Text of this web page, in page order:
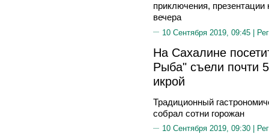
приключения, презентации
вечера
10 Сентября 2019, 09:45 |
На Сахалине
Рыба" съели почти
икрой
Традиционный
собрал сотни горожан
10 Сентября 2019, 09:30 |